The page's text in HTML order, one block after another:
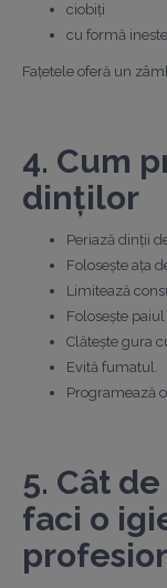
ciobiți
cu formă
Fațetele oferă un
4. Cum
dinților
Periază dinții
Folosește ața
Limitează
Folosește
Clătește gura
Evită fumatul.
Programează
5. Cât
faci o